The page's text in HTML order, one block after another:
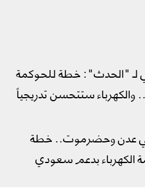
لـ "الحدث": خطة للحوكمة
ستتحسن تدريجياً
عدن وحضرموت.. خطة
الكهرباء بدعم سعودي